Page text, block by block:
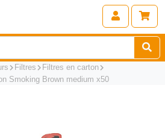
Filtres
Filtres en carton
Smoking Brown medium x50